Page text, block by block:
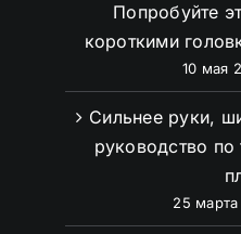
Попробуйте
короткими
10 мая
Сильнее руки,
руководство
25